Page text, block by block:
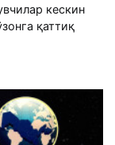
кескин
қаттиқ